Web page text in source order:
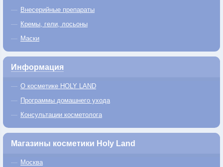
Внесерийные препараты
Кремы, гели, лосьоны
Маски
Информация
О косметике HOLY LAND
Программы домашнего ухода
Консультации косметолога
Магазины косметики Holy Land
Москва